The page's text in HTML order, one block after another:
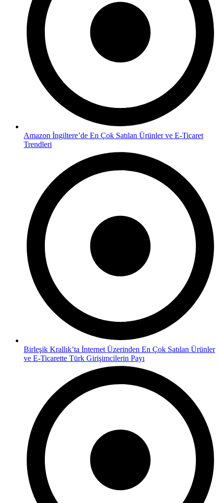
Amazon İngiltere’de En Çok Satılan Ürünler ve E-Ticaret
Trendleri
Birleşik Krallık’ta İnternet Üzerinden En Çok Satılan Ürünler
ve E-Ticarette Türk Girişimcilerin Payı